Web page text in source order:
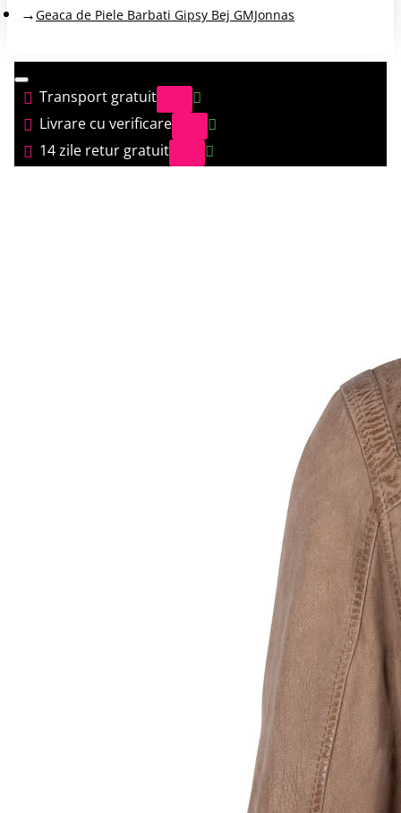
Geaca de Piele Barbati Gipsy Bej GMJonnas
Transport gratuit
Livrare cu verificare
14 zile retur gratuit